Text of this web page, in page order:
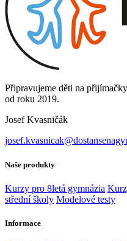
Připravujeme děti na přijímačky
od roku 2019.
Josef Kvasničák
Naše produkty
Kurzy pro 8letá gymnázia
střední školy Modelové testy
Informace